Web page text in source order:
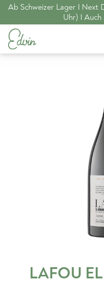
Ab Schweizer Lager I Next
Uhr) I Auch
LAFOU